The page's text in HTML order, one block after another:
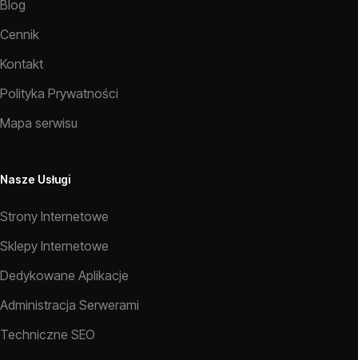
Blog
Cennik
Kontakt
Polityka Prywatności
Mapa serwisu
Nasze Usługi
Strony Internetowe
Sklepy Internetowe
Dedykowane Aplikacje
Administracja Serwerami
Techniczne SEO